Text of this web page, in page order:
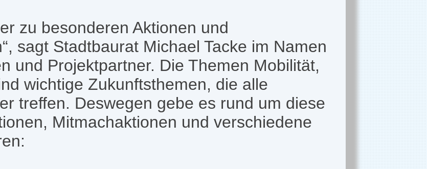
zu besonderen Aktionen und
sagt Stadtbaurat Michael Tacke im Namen
und Projektpartner. Die Themen Mobilität,
wichtige Zukunftsthemen, die alle
treffen. Deswegen gebe es rund um diese
Mitmachaktionen und verschiedene